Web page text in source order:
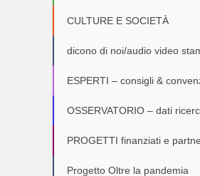
CULTURE E SOCIETÀ
dicono di noi/audio video
ESPERTI – consigli &
OSSERVATORIO – dati
PROGETTI finanziati e
Progetto Oltre la pandemia